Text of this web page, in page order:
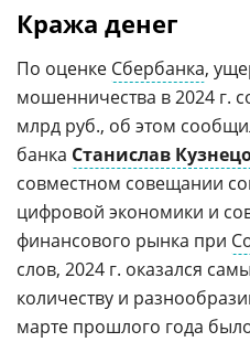
Кража денег
По оценке Сбербанка,
мошенничества в 2024 г.
млрд руб., об этом
банка Станислав
совместном совещании
цифровой экономики и
финансового рынка при
слов, 2024 г. оказался
количеству и
марте прошлого года